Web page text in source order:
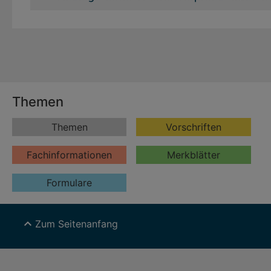
Themen
Themen Vorschriften
Fachinformationen Merkblätter
Formulare
expand_less Zum Seitenanfang